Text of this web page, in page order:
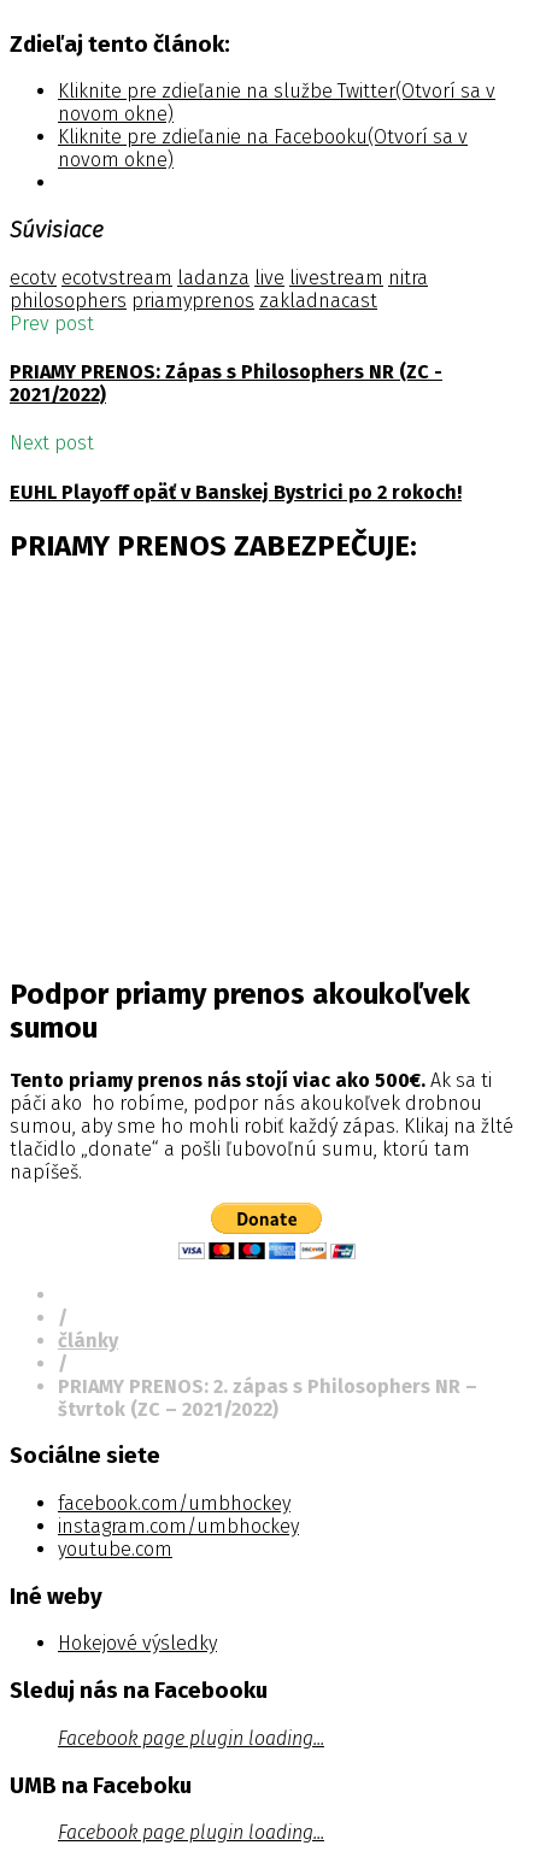
Zdieľaj tento článok:
Kliknite pre zdieľanie na službe Twitter(Otvorí sa v
novom okne)
Kliknite pre zdieľanie na Facebooku(Otvorí sa v
novom okne)
Súvisiace
ecotv ecotvstream ladanza live livestream nitra
philosophers priamyprenos zakladnacast
Prev post
PRIAMY PRENOS: Zápas s Philosophers NR (ZC -
2021/2022)
Next post
EUHL Playoff opäť v Banskej Bystrici po 2 rokoch!
PRIAMY PRENOS ZABEZPEČUJE:
Podpor priamy prenos akoukoľvek
sumou
Tento priamy prenos nás stojí viac ako 500€. Ak sa ti
páči ako ho robíme, podpor nás akoukoľvek drobnou
sumou, aby sme ho mohli robiť každý zápas. Klikaj na žlté
tlačidlo „donate“ a pošli ľubovoľnú sumu, ktorú tam
napíšeš.
/
články
/
PRIAMY PRENOS: 2. zápas s Philosophers NR –
štvrtok (ZC – 2021/2022)
Sociálne siete
facebook.com/umbhockey
instagram.com/umbhockey
youtube.com
Iné weby
Hokejové výsledky
Sleduj nás na Facebooku
Facebook page plugin loading...
UMB na Faceboku
Facebook page plugin loading...